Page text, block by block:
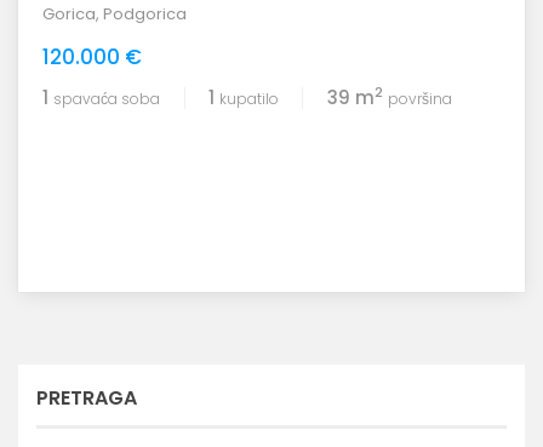
Gorica, Podgorica
120.000 €
1 spavaća soba 1 kupatilo 39 m2 površina
PRETRAGA